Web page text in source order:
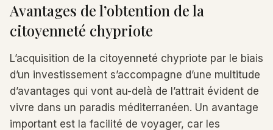
Avantages de l’obtention de la
citoyenneté chypriote
L’acquisition de la citoyenneté chypriote par le biais
d’un investissement s’accompagne d’une multitude
d’avantages qui vont au-delà de l’attrait évident de
vivre dans un paradis méditerranéen. Un avantage
important est la facilité de voyager, car les